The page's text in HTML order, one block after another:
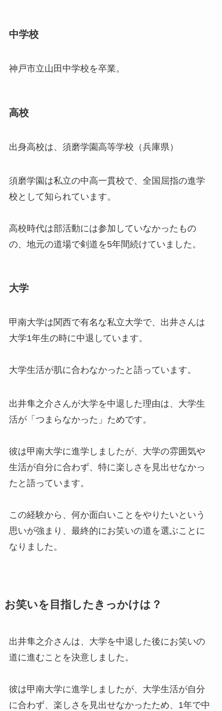
中学校
神戸市立山田中学校を卒業。
高校
出身高校は、須磨学園高等学校（兵庫県）
須磨学園は私立の中高一貫校で、全国屈指の進学
校として知られています。
高校時代は部活動には参加していなかったもの
の、地元の道場で剣道を5年間続けていました。
大学
甲南大学は関西で有名な私立大学で、出井さんは
大学1年生の時に中退しています。
大学生活が肌に合わなかったと語っています。
出井隼之介さんが大学を中退した理由は、大学生
活が「つまらなかった」ためです。
彼は甲南大学に進学しましたが、大学の雰囲気や
生活が自分に合わず、特に楽しさを見出せなかっ
たと語っています。
この経験から、何か面白いことをやりたいという
思いが強まり、最終的にお笑いの道を選ぶことに
なりました。
お笑いを目指したきっかけは？
出井隼之介さんは、大学を中退した後にお笑いの
道に進むことを決意しました。
彼は甲南大学に進学しましたが、大学生活が自分
に合わず、楽しさを見出せなかったため、1年で中